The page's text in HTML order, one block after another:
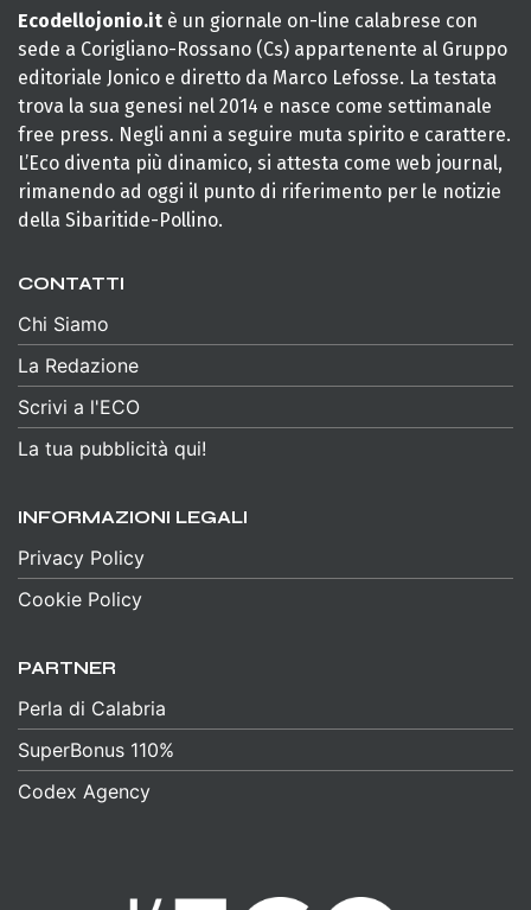
Ecodellojonio.it è un giornale on-line calabrese con
sede a Corigliano-Rossano (Cs) appartenente al Gruppo
editoriale Jonico e diretto da Marco Lefosse. La testata
trova la sua genesi nel 2014 e nasce come settimanale
free press. Negli anni a seguire muta spirito e carattere.
L’Eco diventa più dinamico, si attesta come web journal,
rimanendo ad oggi il punto di riferimento per le notizie
della Sibaritide-Pollino.
CONTATTI
Chi Siamo
La Redazione
Scrivi a l'ECO
La tua pubblicità qui!
INFORMAZIONI LEGALI
Privacy Policy
Cookie Policy
PARTNER
Perla di Calabria
SuperBonus 110%
Codex Agency